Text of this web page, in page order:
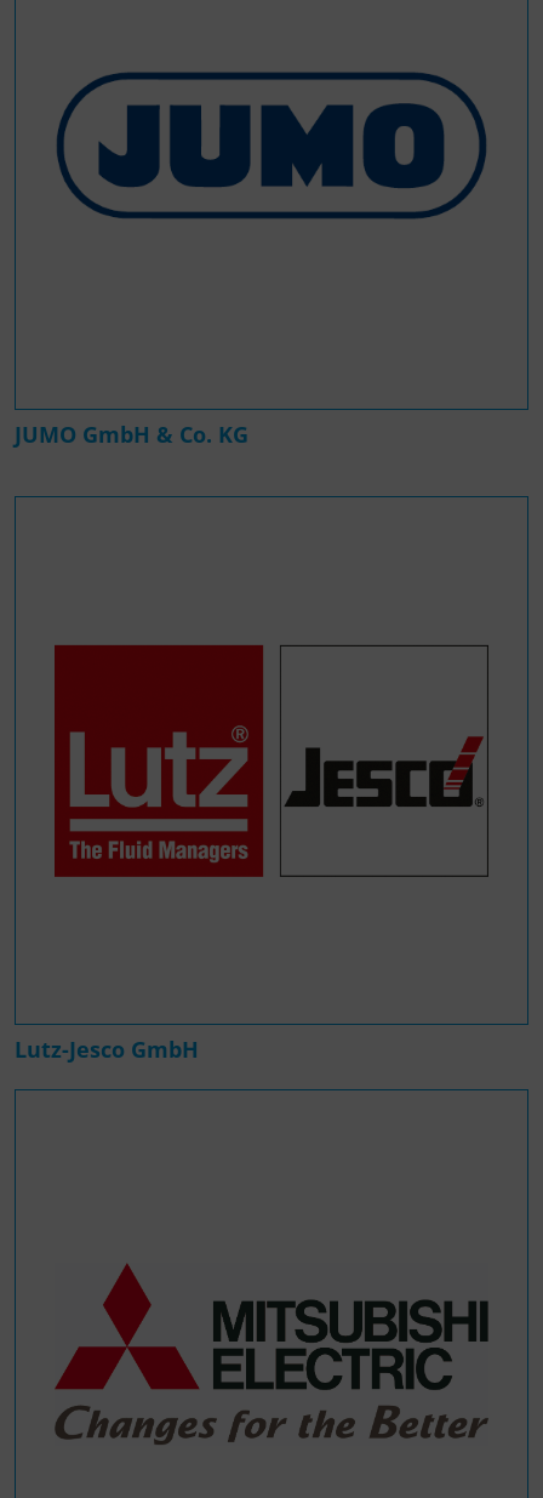
JUMO GmbH & Co. KG
Lutz-Jesco GmbH